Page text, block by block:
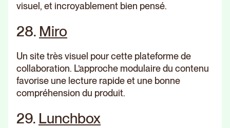
visuel, et incroyablement bien pensé.
28. Miro
Un site très visuel pour cette plateforme de
collaboration. L’approche modulaire du contenu
favorise une lecture rapide et une bonne
compréhension du produit.
29. Lunchbox